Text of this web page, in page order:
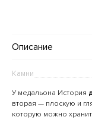
Описание
Камни
У медальона История
вторая — плоскую и
которую можно